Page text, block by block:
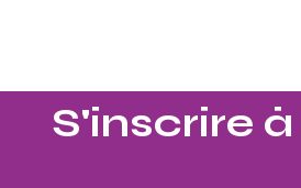
S'inscrire